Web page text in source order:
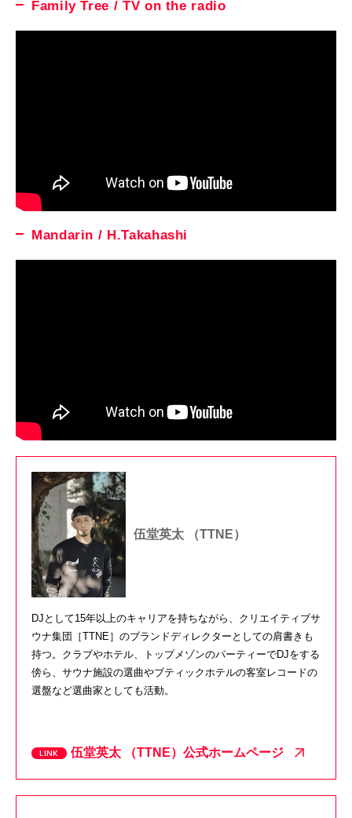
Family Tree / TV on the radio
Mandarin / H.Takahashi
伍堂英太 （TTNE）
DJとして15年以上のキャリアを持ちながら、クリエイティブサ
ウナ集団［TTNE］のブランドディレクターとしての肩書きも
持つ。クラブやホテル、トップメゾンのパーティーでDJをする
傍ら、サウナ施設の選曲やブティックホテルの客室レコードの
選盤など選曲家としても活動。
伍堂英太 （TTNE）公式ホームページ